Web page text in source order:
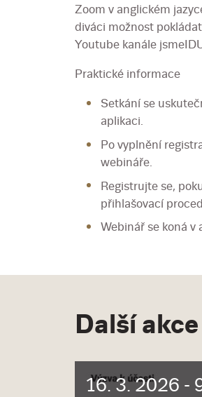
Zoom v anglickém
diváci možnost
Youtube kanále
Praktické informace
Setkání se
aplikaci.
Po vyplnění
webináře.
Registrujte se,
přihlašovací
Webinář se koná v
Další akce
16. 3. 2026 -